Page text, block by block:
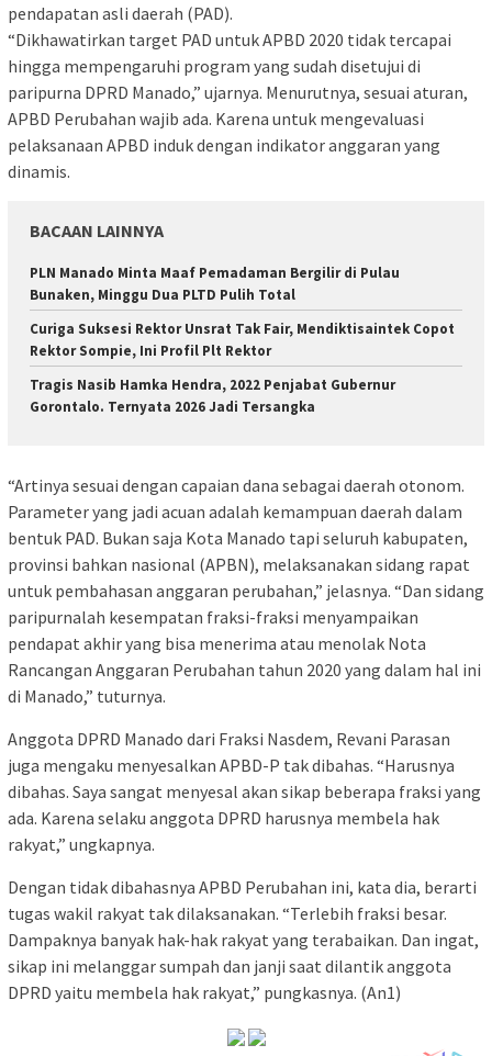
pendapatan asli daerah (PAD).
“Dikhawatirkan target PAD untuk APBD 2020 tidak tercapai
hingga mempengaruhi program yang sudah disetujui di
paripurna DPRD Manado,” ujarnya. Menurutnya, sesuai aturan,
APBD Perubahan wajib ada. Karena untuk mengevaluasi
pelaksanaan APBD induk dengan indikator anggaran yang
dinamis.
BACAAN LAINNYA
PLN Manado Minta Maaf Pemadaman Bergilir di Pulau
Bunaken, Minggu Dua PLTD Pulih Total
Curiga Suksesi Rektor Unsrat Tak Fair, Mendiktisaintek Copot
Rektor Sompie, Ini Profil Plt Rektor
Tragis Nasib Hamka Hendra, 2022 Penjabat Gubernur
Gorontalo. Ternyata 2026 Jadi Tersangka
“Artinya sesuai dengan capaian dana sebagai daerah otonom.
Parameter yang jadi acuan adalah kemampuan daerah dalam
bentuk PAD. Bukan saja Kota Manado tapi seluruh kabupaten,
provinsi bahkan nasional (APBN), melaksanakan sidang rapat
untuk pembahasan anggaran perubahan,” jelasnya. “Dan sidang
paripurnalah kesempatan fraksi-fraksi menyampaikan
pendapat akhir yang bisa menerima atau menolak Nota
Rancangan Anggaran Perubahan tahun 2020 yang dalam hal ini
di Manado,” tuturnya.
Anggota DPRD Manado dari Fraksi Nasdem, Revani Parasan
juga mengaku menyesalkan APBD-P tak dibahas. “Harusnya
dibahas. Saya sangat menyesal akan sikap beberapa fraksi yang
ada. Karena selaku anggota DPRD harusnya membela hak
rakyat,” ungkapnya.
Dengan tidak dibahasnya APBD Perubahan ini, kata dia, berarti
tugas wakil rakyat tak dilaksanakan. “Terlebih fraksi besar.
Dampaknya banyak hak-hak rakyat yang terabaikan. Dan ingat,
sikap ini melanggar sumpah dan janji saat dilantik anggota
DPRD yaitu membela hak rakyat,” pungkasnya. (An1)